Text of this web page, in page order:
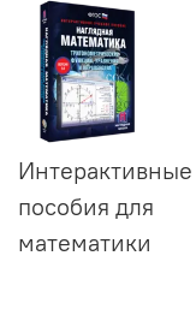
Интерактивные
пособия для
математики